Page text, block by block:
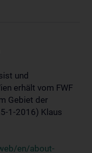
und
erhält vom FWF
Gebiet der
1-2016) Klaus
en/about-